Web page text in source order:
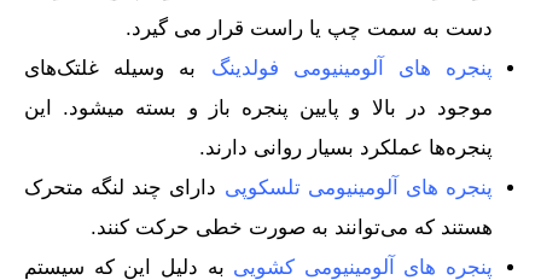
دست به سمت چپ یا راست قرار می گیرد.
پنجره های آلومینیومی فولدینگ به وسیله غلتک‌های
موجود در بالا و پایین پنجره باز و بسته میشود. این
پنجره‌ها عملکرد بسیار روانی دارند.
پنجره های آلومینیومی تلسکوپی دارای چند لنگه متحرک
هستند که می‌توانند به صورت خطی حرکت کنند.
پنجره های آلومینیومی کشویی به دلیل این‌ که سیستم